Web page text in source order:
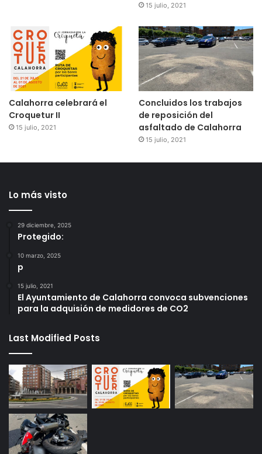
15 julio, 2021
Calahorra celebrará el
Croquetur II
15 julio, 2021
Concluidos los trabajos
de reposición del
asfaltado de Calahorra
15 julio, 2021
Lo más visto
29 diciembre, 2025
Protegido:
10 marzo, 2025
p
15 julio, 2021
El Ayuntamiento de Calahorra convoca subvenciones
para la adquisión de medidores de CO2
Last Modified Posts